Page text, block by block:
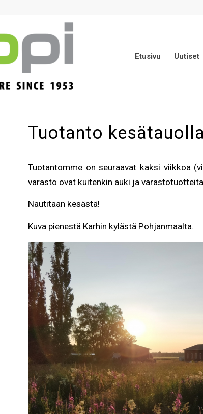
Etusivu Uutiset
Tuotanto kesätauolla
Tuotantomme on seuraavat kaksi viikkoa
varasto ovat kuitenkin auki ja
Nautitaan kesästä!
Kuva pienestä Karhin kylästä Pohjanmaalta.